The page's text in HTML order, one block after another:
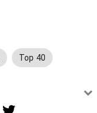
Top 40